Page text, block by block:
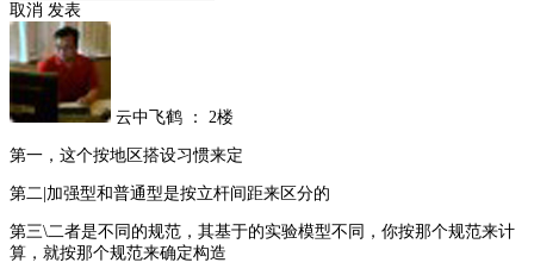
取消 发表
云中飞鹤 ： 2楼
第一，这个按地区搭设习惯来定
第二|加强型和普通型是按立杆间距来区分的
第三\二者是不同的规范，其基于的实验模型不同，你按那个规范来计
算，就按那个规范来确定构造